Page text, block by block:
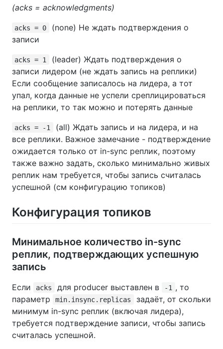
(acks = acknowledgments)
acks = 0
(none) Не ждать подтверждения о
записи
acks = 1
(leader) Ждать подтверждения о
записи лидером (не ждать запись на реплики)
Если сообщение записалось на лидера, а тот
упал, когда данные не успели среплицироваться
на реплики, то так можно и потерять данные
acks = -1
(all) Ждать запись и на лидера, и на
все реплики. Важное замечание - подтверждение
ожидается только от in-sync реплик, поэтому
также важно задать, сколько минимально живых
реплик нам требуется, чтобы запись считалась
успешной (см конфигурацию топиков)
Конфигурация топиков
Минимальное количество in-sync
реплик, подтверждающих успешную
запись
Если acks для producer выставлен в -1 , то
параметр
min.insync.replicas
задаёт, от скольки
минимум in-sync реплик (включая лидера),
требуется подтверждение записи, чтобы запись
считалась успешной.